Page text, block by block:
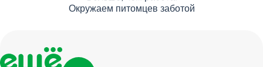
Окружаем питомцев заботой